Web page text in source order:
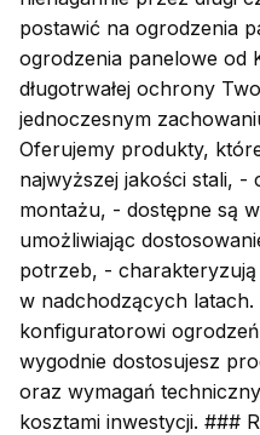
postawić na ogrodzenia
ogrodzenia panelowe od
długotrwałej ochrony
jednoczesnym
Oferujemy produkty,
najwyższej jakości stali, -
montażu, - dostępne są
umożliwiając
potrzeb, -
w nadchodzących latach.
konfiguratorowi
wygodnie dostosujesz
oraz wymagań
kosztami inwestycji. ###